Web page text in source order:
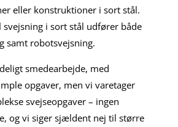
eller konstruktioner i sort stål.
svejsning i sort stål udfører både
samt robotsvejsning.
smedearbejde, med
opgaver, men vi varetager
svejseopgaver – ingen
og vi siger sjældent nej til større